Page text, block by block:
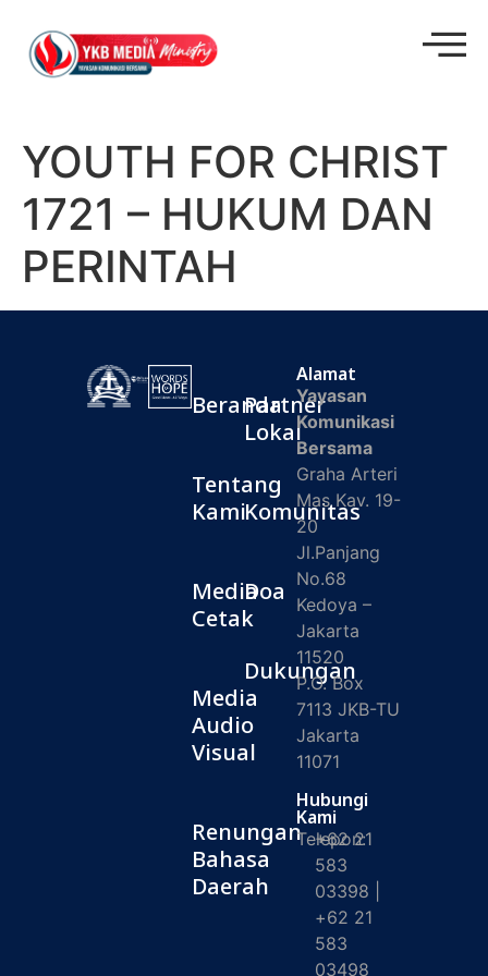
YOUTH FOR CHRIST
1721 – HUKUM DAN
PERINTAH
Beranda
Tentang
Kami
Media
Cetak
Media
Audio
Visual
Renungan
Bahasa
Daerah
Partner
Lokal
Komunitas
Doa
Dukungan
Alamat
Yayasan
Komunikasi
Bersama
Graha Arteri
Mas Kav. 19-
20
Jl.Panjang
No.68
Kedoya –
Jakarta
11520
P.O. Box
7113 JKB-TU
Jakarta
11071
Hubungi
Kami
Telepon:
+62 21
583
03398 |
+62 21
583
03498